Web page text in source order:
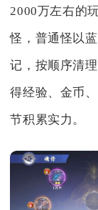
2000万左右的
怪，普通怪以
记，按顺序清
得经验、金币
节积累实力。